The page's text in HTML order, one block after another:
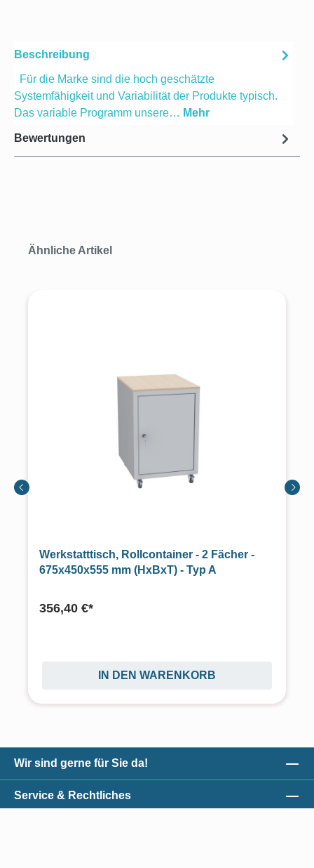
Beschreibung
Für die Marke sind die hoch geschätzte
Systemfähigkeit und Variabilität der Produkte typisch.
Das variable Programm unsere… Mehr
Bewertungen
Produktgalerie überspringen
Ähnliche Artikel
Werkstatttisch, Rollcontainer - 2 Fächer -
675x450x555 mm (HxBxT) - Typ A
356,40 €*
IN DEN WARENKORB
Wir sind gerne für Sie da!
Service & Rechtliches